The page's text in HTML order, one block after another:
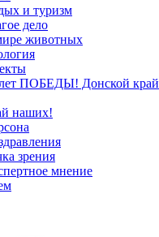
и туризм
дело
животных
ПОБЕДЫ! Донской край
наших!
зрения
мнение